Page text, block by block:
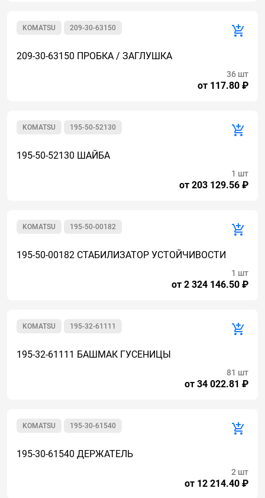
209-30-63150
KOMATSU
209-30-63150 ПРОБКА / ЗАГЛУШКА
от 117.80 ₽
36 шт
195-50-52130
KOMATSU
195-50-52130 ШАЙБА
от 203 129.56 ₽
1 шт
195-50-00182
KOMATSU
195-50-00182 СТАБИЛИЗАТОР УСТОЙЧИВОСТИ
от 2 324 146.50 ₽
1 шт
195-32-61111
KOMATSU
195-32-61111 БАШМАК ГУСЕНИЦЫ
от 34 022.81 ₽
81 шт
195-30-61540
KOMATSU
195-30-61540 ДЕРЖАТЕЛЬ
от 12 214.40 ₽
2 шт